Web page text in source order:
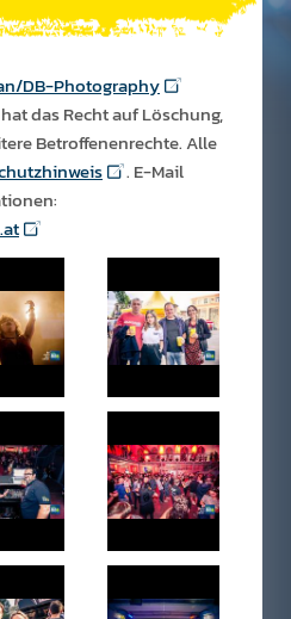
DB-Photography
das Recht auf Löschung,
Betroffenenrechte. Alle
. E-Mail